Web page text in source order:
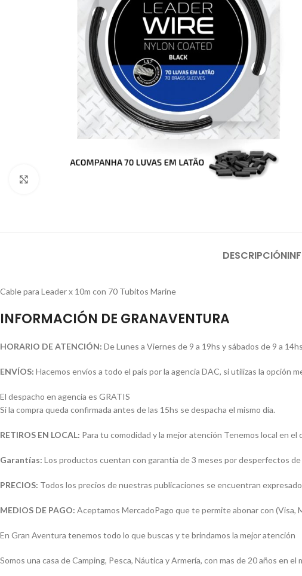
DESCRIPCIÓN
Cable para Leader x 10m con 70 Tubitos Marine
INFORMACIÓN DE GRANAVENTURA
HORARIO DE ATENCIÓN: De Lunes a Viernes de 9 a 19hs y sábados de 9 a 14hs
ENVÍOS: Hacemos envíos a todo el país por la agencia DAC, si utilizas la opción
El despacho en agencia es GRATIS
Si la compra queda confirmada antes de las 15hs se despacha el mismo día.
RETIROS EN LOCAL: Para tu comodidad y la mejor atención Tenemos local en
Garantías: Los productos cuentan con garantía de 3 meses por desperfectos
PRECIOS: Todos los precios de nuestras publicaciones se encuentran
MEDIOS DE PAGO: Aceptamos MercadoPago que te permite abonar con (Visa,
En Gran Aventura tenemos todo lo que buscas y te brindamos la mejor atención
Somos una casa de Camping, Pesca, Náutica y Armería, con mas de 20 años en el